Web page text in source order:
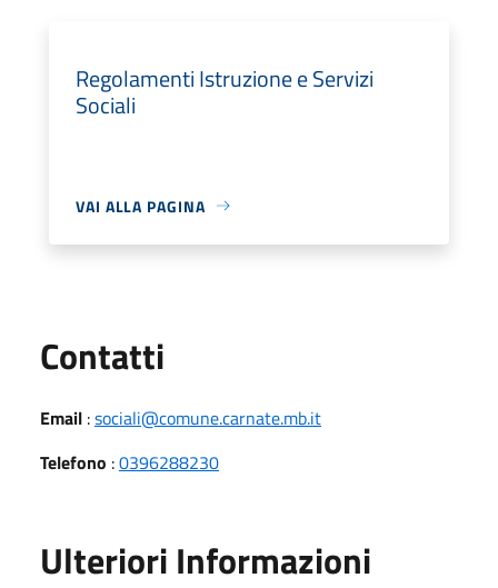
Regolamenti Istruzione e Servizi
Sociali
VAI ALLA PAGINA
Contatti
Email :sociali@comune.carnate.mb.it
Telefono :0396288230
Ulteriori Informazioni